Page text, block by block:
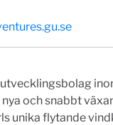
och snabbt
unika flytande